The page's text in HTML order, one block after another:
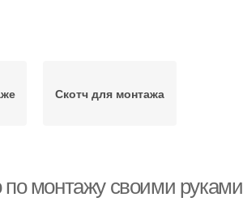
Скотч для монтажа
по монтажу своими руками